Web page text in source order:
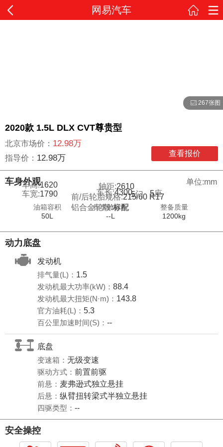
网易汽车
267张图
2020款 1.5L DLX CVT尊贵型
北京市场价： 12.98万
指导价： 12.98万 查看报价
车身外观
单位:mm
车长:4300
车宽:1790 5座
5门
车高:1620 轴距:2610
前/后轮胎规格:215/60 R17
铝合金轮毂:标配
油箱容积
50L
行李舱容积
--L
整备质量
1200kg
动力底盘
发动机
排气量(L)： 1.5
发动机最大功率(kW)： 88.4
发动机最大扭矩(N·m)： 143.8
官方油耗(L)： 5.3
百公里加速时间(S)： --
底盘
变速箱： 无级变速
驱动方式： 前置前驱
前悬： 麦弗逊式独立悬挂
后悬： 纵臂扭转梁式半独立悬挂
四驱类型： --
安全操控